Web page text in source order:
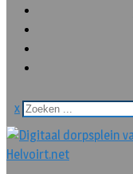
x